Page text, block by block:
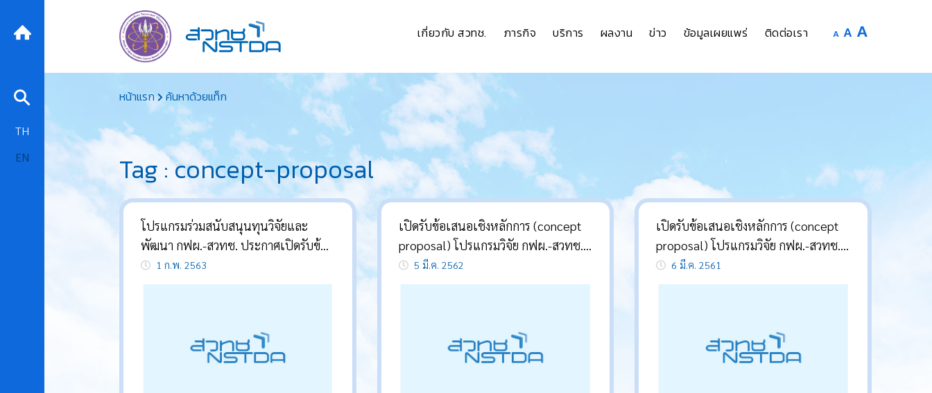
to
content
เกี่ยวกับ สวทช. ภารกิจ บริการ ผลงาน ข่าว ข้อมูลเผยแพร่ ติดต่อเรา A Decrease
A Reset
size.
A
size.
หน้าแรก ค้นหาด้วยแท็ก
Tag : concept-proposal
โปรแกรมร่วมสนับสนุนทุนวิจัยและ
พัฒนา กฟผ.-สวทช. ประกาศเปิดรับข้อ
เสนอเชิงหลักการ (concept proposal)
ประจำปี 2563
1 ก.พ. 2563
เปิดรับข้อเสนอเชิงหลักการ (concept
proposal) โปรแกรมวิจัย กฟผ.-สวทช.
ประจำปี 2562
5 มี.ค. 2562
เปิดรับข้อเสนอเชิงหลักการ (concept
proposal) โปรแกรมวิจัย กฟผ.-สวทช.
ประจำปี 2561
6 มี.ค. 2561
TH
EN